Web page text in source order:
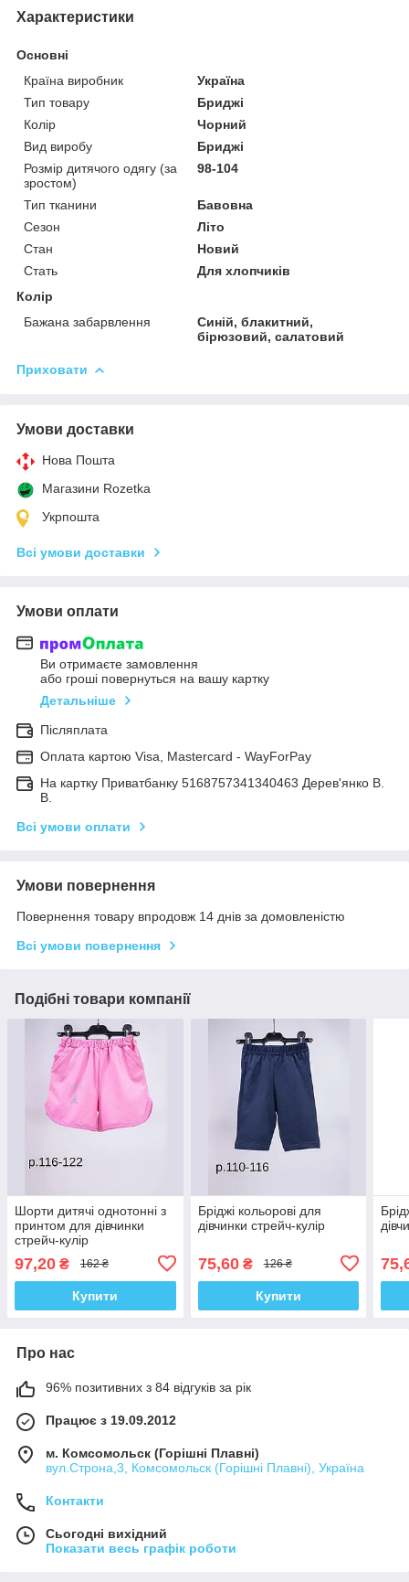
Характеристики
Основні
Країна виробник
Україна
Тип товару
Бриджі
Колір
Чорний
Вид виробу
Бриджі
Розмір дитячого одягу (за
зростом)
98-104
Тип тканини
Бавовна
Сезон
Літо
Стан
Новий
Стать
Для хлопчиків
Колір
Бажана забарвлення
Синій, блакитний,
бірюзовий, салатовий
Приховати
Умови доставки
Нова Пошта
Магазини Rozetka
Укрпошта
Всі умови доставки
Умови оплати
Ви отримаєте замовлення
або гроші повернуться на вашу картку
Детальніше
Післяплата
Оплата картою Visa, Mastercard - WayForPay
На картку Приватбанку 5168757341340463 Дерев'янко В.
В.
Всі умови оплати
Умови повернення
Повернення товару впродовж 14 днів за домовленістю
Всі умови повернення
Подібні товари компанії
Шорти дитячі однотонні з
принтом для дівчинки
стрейч-кулір
97,20 ₴ 162 ₴
Купити
Бріджі кольорові для
дівчинки стрейч-кулір
75,60₴ 126 ₴
Купити
Про нас
96% позитивних з 84 відгуків за рік
Працює з 19.09.2012
м. Комсомольск (Горішні Плавні)
вул.Строна,3, Комсомольск (Горішні Плавні), Україна
Контакти
Сьогодні вихідний
Показати весь графік роботи